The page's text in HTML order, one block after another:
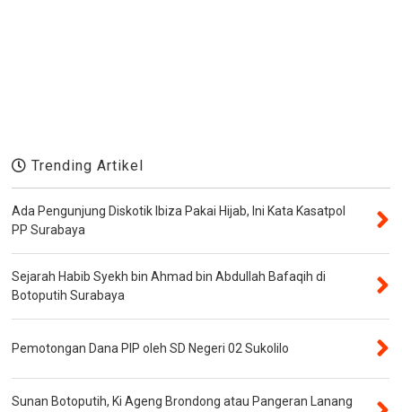
Trending Artikel
Ada Pengunjung Diskotik Ibiza Pakai Hijab, Ini Kata Kasatpol
PP Surabaya
Sejarah Habib Syekh bin Ahmad bin Abdullah Bafaqih di
Botoputih Surabaya
Pemotongan Dana PIP oleh SD Negeri 02 Sukolilo
Sunan Botoputih, Ki Ageng Brondong atau Pangeran Lanang